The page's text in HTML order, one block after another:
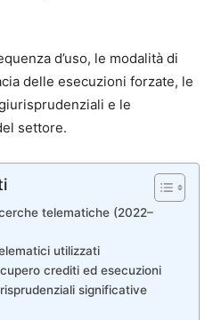
d’uso, le modalità di
delle esecuzioni forzate, le
e le
settore.
telematiche (2022–
utilizzati
crediti ed esecuzioni
significative